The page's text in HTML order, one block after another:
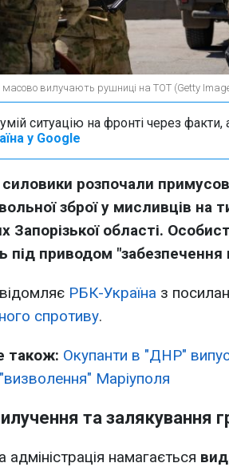
масово вилучають рушниці на ТОТ (Getty
ситуацію на фронті через факти,
у Google
силовики розпочали
зброї у мисливців на
Запорізької області.
під приводом "забезпечення
РБК-Україна з
спротиву.
також: Окупанти в "ДНР"
Маріуполя
та залякування
адміністрація намагається